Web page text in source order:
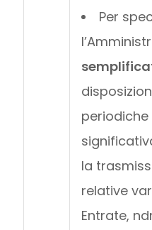
Per
periodiche
la
relative
Entrate,